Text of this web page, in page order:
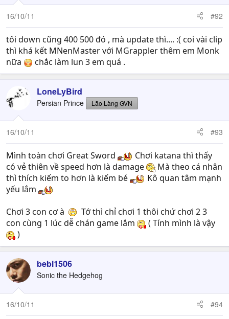
16/10/11 #92
tôi down cũng 400 500 đó , mà update thì.... :( coi vài clip
thì khá kết MNenMaster với MGrappler thêm em Monk
nữa
chắc làm lun 3 em quá .
LoneLyBird
Persian Prince Lão Làng GVN
16/10/11 #93
Mình toàn chơi Great Sword
Chơi katana thì thấy
có vẻ thiên về speed hơn là damage
Mà theo cá nhân
thì thích kiếm to hơn là kiếm bé
Kô quan tâm mạnh
yếu lắm
Chơi 3 con cơ à
Tớ thì chỉ chơi 1 thôi chứ chơi 2 3
con cùng 1 lúc dễ chán game lắm
( Tính mình là vậy
)
bebi1506
Sonic the Hedgehog
16/10/11 #94